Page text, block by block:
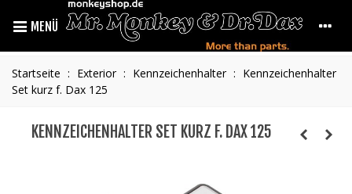
MENÜ
Startseite : Exterior : Kennzeichenhalter : Kennzeichenhalter
Set kurz f. Dax 125
KENNZEICHENHALTER SET KURZ F. DAX 125